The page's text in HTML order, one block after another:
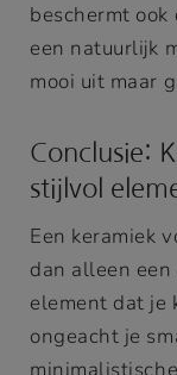
beschermt ook
een natuurlijk
mooi uit maar
Conclusie:
stijlvol
Een keramiek
dan alleen
element dat je
ongeacht je